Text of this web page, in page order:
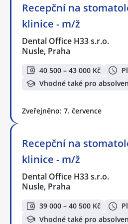
Recepční na
klinice - m/ž
Dental Office H33 s.r.o.
Nusle, Praha
40 500 – 43 000 Kč
Vhodné také pro
Zveřejněno: 7. července
Recepční na
klinice - m/ž
Dental Office H33 s.r.o.
Nusle, Praha
39 000 – 40 500 Kč
Vhodné také pro